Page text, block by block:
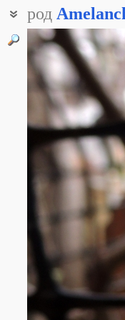
род
Каринка
Коринка